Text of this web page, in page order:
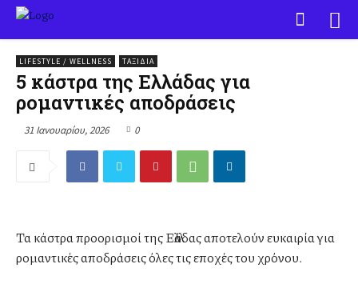
LIFESTYLE / WELLNESS ΤΑΞΊΔΙΑ
5 κάστρα της Ελλάδας για
ρομαντικές αποδράσεις
31 Ιανουαρίου, 2026 0
Τα κάστρα προορισμοί της Ελλάδας αποτελούν ευκαιρία για
ρομαντικές αποδράσεις όλες τις εποχές του χρόνου.